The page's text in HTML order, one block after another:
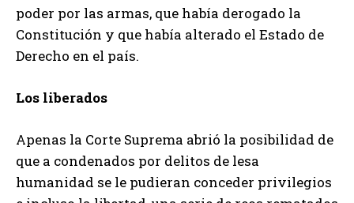
poder por las armas, que había derogado la
Constitución y que había alterado el Estado de
Derecho en el país.
Los liberados
Apenas la Corte Suprema abrió la posibilidad de
que a condenados por delitos de lesa
humanidad se le pudieran conceder privilegios